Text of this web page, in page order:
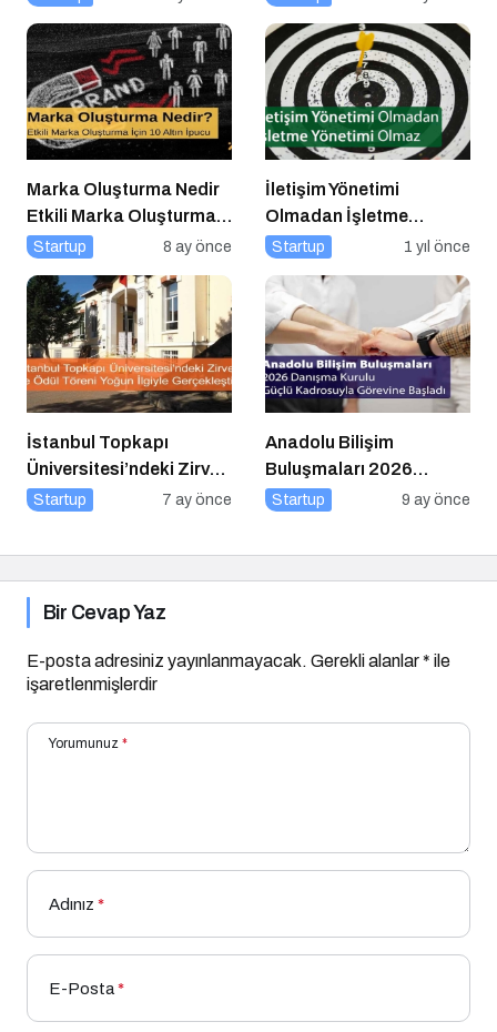
Serisinde!
Marka Oluşturma Nedir
Etkili Marka Oluşturma
için 10 Altın İpucu
Startup 8 ay önce
İletişim Yönetimi
Olmadan İşletme
Yönetimi Olmaz
Startup 1 yıl önce
İstanbul Topkapı
Üniversitesi’ndeki Zirve
ve Ödül Töreni Yoğun
Startup 7 ay önce
Anadolu Bilişim
Buluşmaları 2026
Danışma Kurulu Güçlü
Startup 9 ay önce
Bir Cevap Yaz
E-posta adresiniz yayınlanmayacak. Gerekli alanlar* ile
işaretlenmişlerdir
Yorumunuz *
Adınız *
E-Posta*